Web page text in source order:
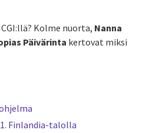
Kolme nuorta, Nanna
Päivärinta kertovat miksi
Finlandia-talolla